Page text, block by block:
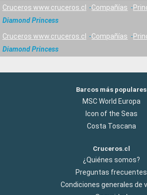
Cruceros www.cruceros.cl Compañías
Diamond Princess
Cruceros www.cruceros.cl Compañías
Diamond Princess
Barcos más populares
MSC World Europa
Icon of the Seas
Costa Toscana
Cruceros.cl
¿Quiénes somos?
Preguntas frecuentes
Condiciones generales de